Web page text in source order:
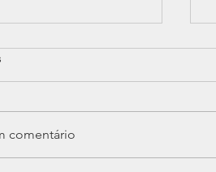
comentário